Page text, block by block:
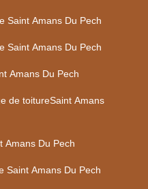
Saint Amans Du Pech
Saint Amans Du Pech
Amans Du Pech
de toitureSaint Amans
Amans Du Pech
Saint Amans Du Pech